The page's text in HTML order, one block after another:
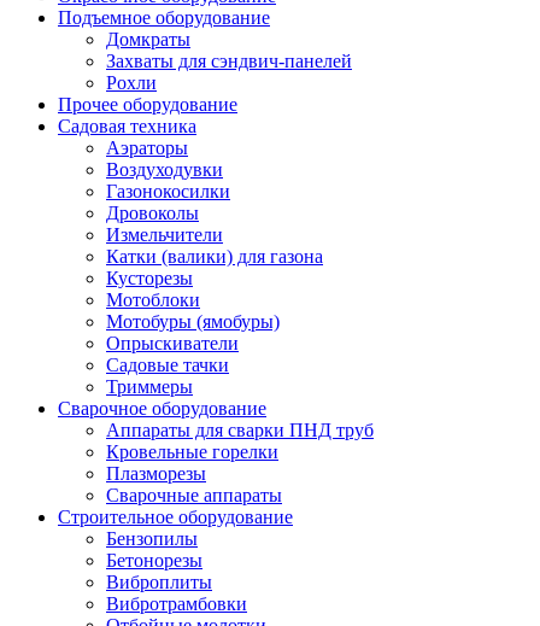
Подъемное оборудование
Домкраты
Захваты для сэндвич-панелей
Рохли
Прочее оборудование
Садовая техника
Аэраторы
Воздуходувки
Газонокосилки
Дровоколы
Измельчители
Катки (валики) для газона
Кусторезы
Мотоблоки
Мотобуры (ямобуры)
Опрыскиватели
Садовые тачки
Триммеры
Сварочное оборудование
Аппараты для сварки ПНД труб
Кровельные горелки
Плазморезы
Сварочные аппараты
Строительное оборудование
Бензопилы
Бетонорезы
Виброплиты
Вибротрамбовки